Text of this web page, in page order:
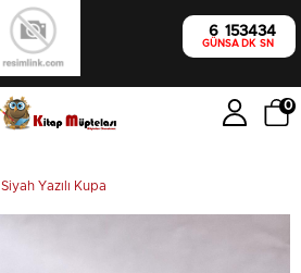
6
GÜN
15
SA
34
DK
34
SN
0
Siyah Yazılı Kupa